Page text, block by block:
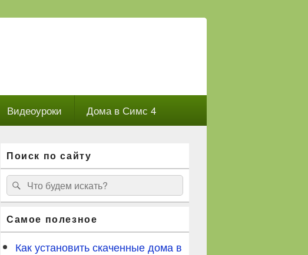
Видеоуроки Дома в Симс 4
основной
боковой
панели
Поиск по сайту
Найти:Поиск
Самое полезное
Как установить скаченные дома в